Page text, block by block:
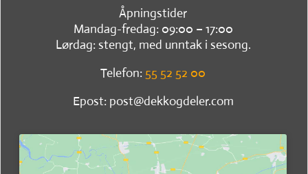
Åpningstider
Mandag-fredag: 09:00 – 17:00
Lørdag: stengt, med unntak i sesong.
Telefon: 55 52 52 00
Epost: post@dekkogdeler.com